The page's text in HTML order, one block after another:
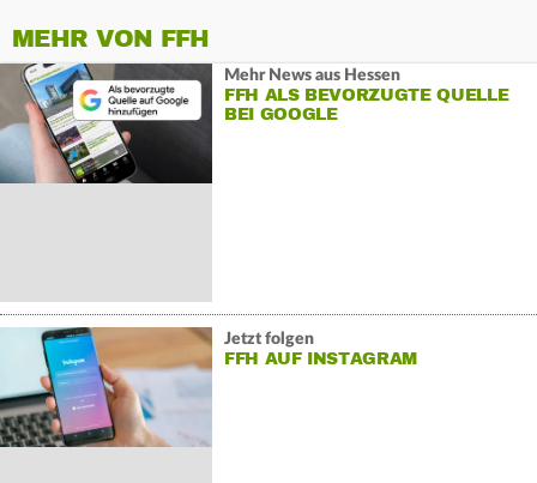
MEHR VON FFH
Mehr News aus Hessen
FFH ALS BEVORZUGTE QUELLE
BEI GOOGLE
Jetzt folgen
FFH AUF INSTAGRAM